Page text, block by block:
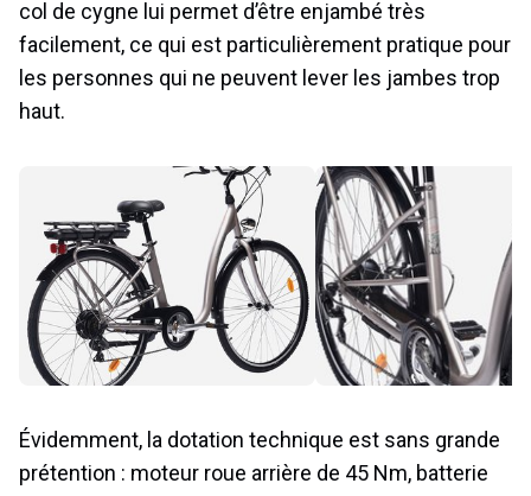
col de cygne lui permet d’être enjambé très
facilement, ce qui est particulièrement pratique pour
les personnes qui ne peuvent lever les jambes trop
haut.
Évidemment, la dotation technique est sans grande
prétention : moteur roue arrière de 45 Nm, batterie